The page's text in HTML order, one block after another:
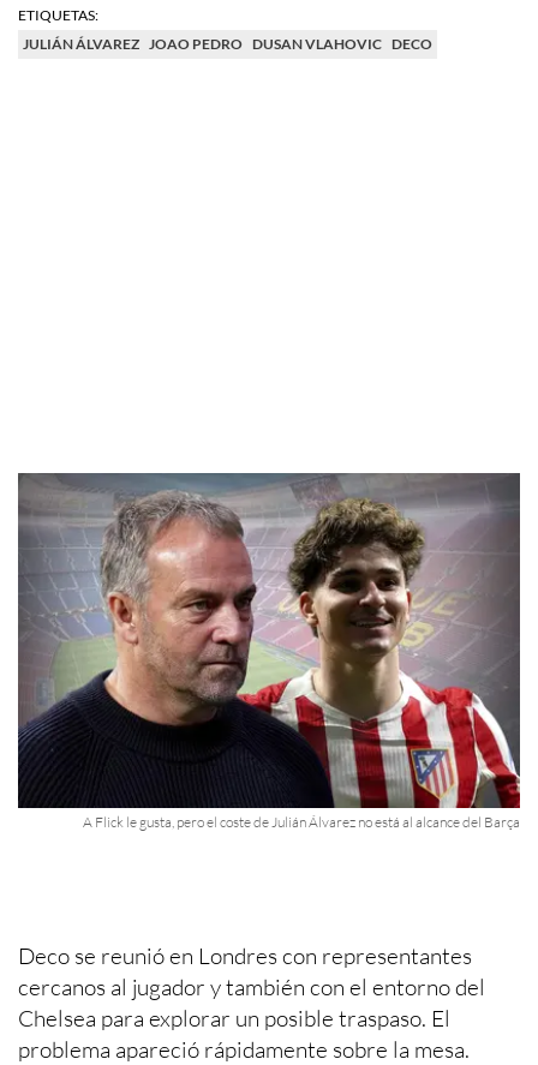
ETIQUETAS:
JULIÁN ÁLVAREZ JOAO PEDRO DUSAN VLAHOVIC DECO
A Flick le gusta, pero el coste de Julián Álvarez no está al alcance del Barça
Deco se reunió en Londres con representantes
cercanos al jugador y también con el entorno del
Chelsea para explorar un posible traspaso. El
problema apareció rápidamente sobre la mesa.